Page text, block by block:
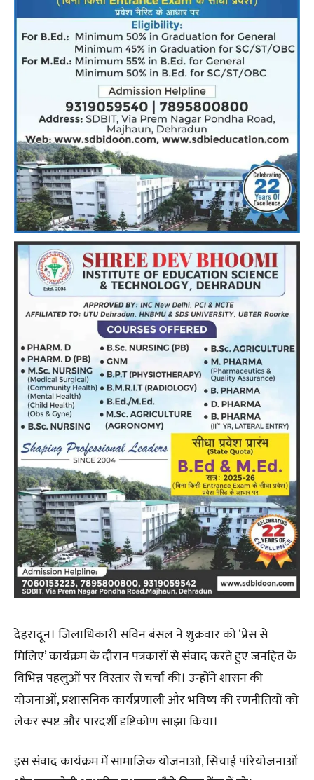
देहरादून। जिलाधिकारी सविन बंसल ने शुक्रवार को ‘प्रेस से
मिलिए’ कार्यक्रम के दौरान पत्रकारों से संवाद करते हुए जनहित के
विभिन्न पहलुओं पर विस्तार से चर्चा की। उन्होंने शासन की
योजनाओं, प्रशासनिक कार्यप्रणाली और भविष्य की रणनीतियों को
लेकर स्पष्ट और पारदर्शी दृष्टिकोण साझा किया।
इस संवाद कार्यक्रम में सामाजिक योजनाओं, सिंचाई परियोजनाओं